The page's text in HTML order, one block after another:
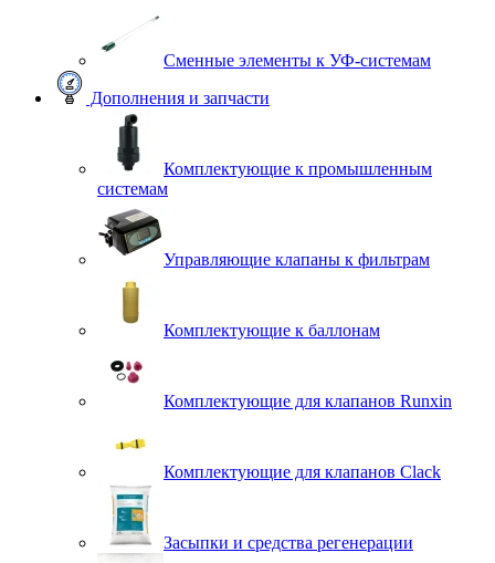
Сменные элементы к УФ-системам
Дополнения и запчасти
Комплектующие к промышленным
системам
Управляющие клапаны к фильтрам
Комплектующие к баллонам
Комплектующие для клапанов Runxin
Комплектующие для клапанов Clack
Засыпки и средства регенерации